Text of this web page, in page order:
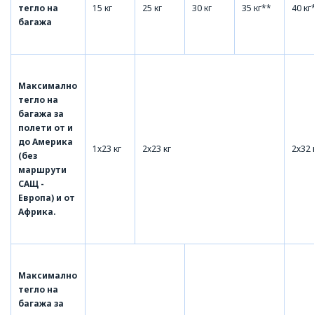
тегло на
багажа
15 кг 25 кг 30 кг 35 кг** 40
Максимално
тегло на
багажа за
полети от и
до Америка
(без
маршрути
САЩ -
Европа) и от
Африка.
1х23 кг 2х23 кг 2х32
Максимално
тегло на
багажа за